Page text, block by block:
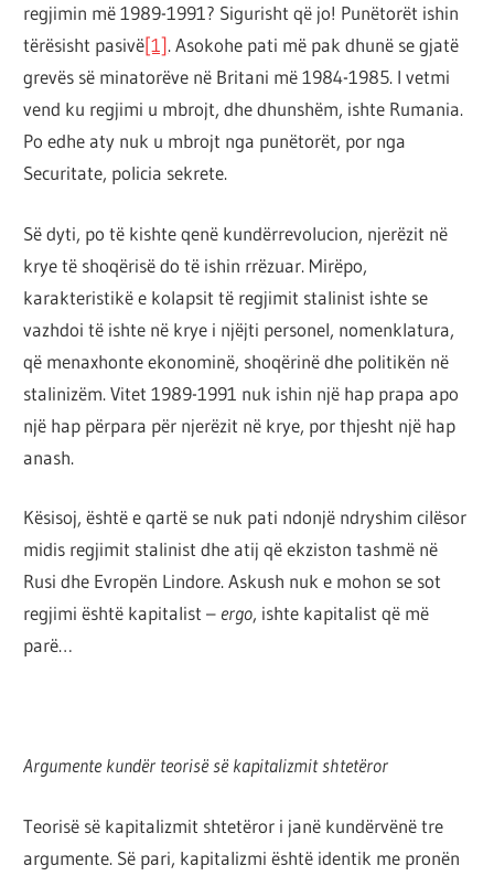
regjimin më 1989-1991? Sigurisht që jo! Punëtorët ishin
tërësisht pasivë[1]. Asokohe pati më pak dhunë se gjatë
grevës së minatorëve në Britani më 1984-1985. I vetmi
vend ku regjimi u mbrojt, dhe dhunshëm, ishte Rumania.
Po edhe aty nuk u mbrojt nga punëtorët, por nga
Securitate, policia sekrete.
Së dyti, po të kishte qenë kundërrevolucion, njerëzit në
krye të shoqërisë do të ishin rrëzuar. Mirëpo,
karakteristikë e kolapsit të regjimit stalinist ishte se
vazhdoi të ishte në krye i njëjti personel, nomenklatura,
që menaxhonte ekonominë, shoqërinë dhe politikën në
stalinizëm. Vitet 1989-1991 nuk ishin një hap prapa apo
një hap përpara për njerëzit në krye, por thjesht një hap
anash.
Kësisoj, është e qartë se nuk pati ndonjë ndryshim cilësor
midis regjimit stalinist dhe atij që ekziston tashmë në
Rusi dhe Evropën Lindore. Askush nuk e mohon se sot
regjimi është kapitalist – ergo, ishte kapitalist që më
parë…
Argumente kundër teorisë së kapitalizmit shtetëror
Teorisë së kapitalizmit shtetëror i janë kundërvënë tre
argumente. Së pari, kapitalizmi është identik me pronën